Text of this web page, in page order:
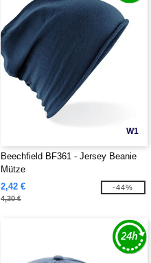
W1
Beechfield BF361 - Jersey Beanie
Mütze
2,42 €
4,30 €
-44%